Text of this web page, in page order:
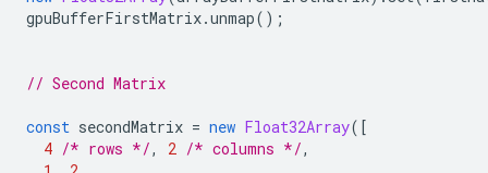
gpuBufferFirstMatrix.unmap();
// Second Matrix
const secondMatrix = new Float32Array([
4 /* rows */, 2 /* columns */,